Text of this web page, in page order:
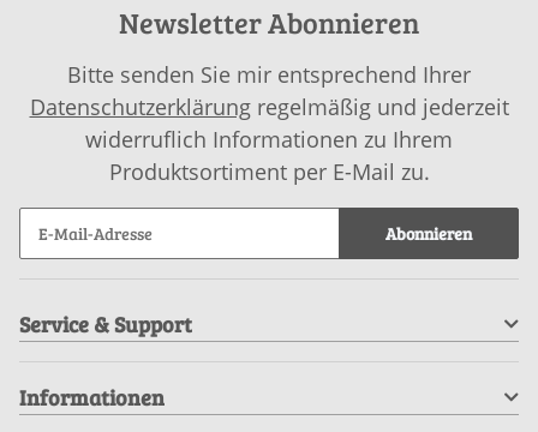
Newsletter Abonnieren
Bitte senden Sie mir entsprechend Ihrer
Datenschutzerklärungregelmäßig und jederzeit
widerruflich Informationen zu Ihrem
Produktsortiment per E-Mail zu.
Abonnieren
Service & Support
Informationen